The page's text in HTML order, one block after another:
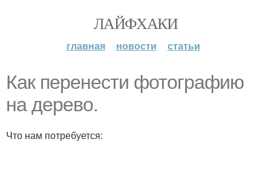
ЛАЙФХАКИ
главная новости статьи
Как перенести фотографию
на дерево.
Что нам потребуется: